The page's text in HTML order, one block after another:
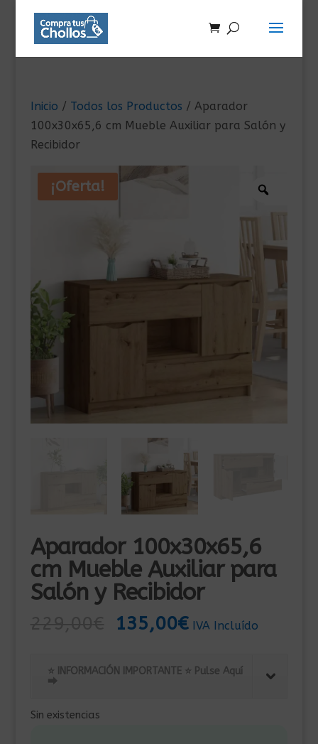
Inicio / Todos los Productos / Aparador
100x30x65,6 cm Mueble Auxiliar para Salón y
Recibidor
¡Oferta!
Aparador 100x30x65,6
cm Mueble Auxiliar para
Salón y Recibidor
El
original
era:
135,00€El
actual
es:
IVA Incluído
⭐ INFORMACIÓN IMPORTANTE ⭐ Pulse Aquí
⮕
Sin existencias